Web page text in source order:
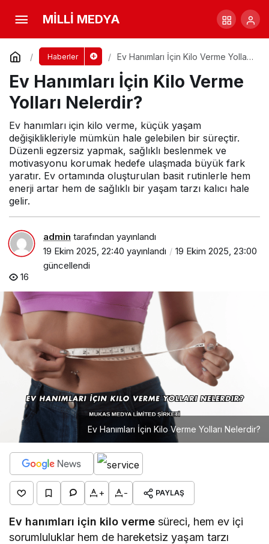
MİLLİ MEDYA
Haberler
Ev Hanımları İçin Kilo Verme Yolları
Ev Hanımları İçin Kilo Verme
Yolları Nelerdir?
Ev hanımları için kilo verme, küçük yaşam
değişiklikleriyle mümkün hale gelebilen bir süreçtir.
Düzenli egzersiz yapmak, sağlıklı beslenmek ve
motivasyonu korumak hedefe ulaşmada büyük fark
yaratır. Ev ortamında oluşturulan basit rutinlerle hem
enerji artar hem de sağlıklı bir yaşam tarzı kalıcı hale
gelir.
admin tarafından yayınlandı
19 Ekim 2025, 22:40 yayınlandı
19 Ekim 2025, 23:00
güncellendi
16
Ev Hanımları İçin Kilo Verme Yolları Nelerdir?
+ - PAYLAŞ
Ev hanımları için kilo verme süreci, hem ev içi
sorumluluklar hem de hareketsiz yaşam tarzı
Ev Hanımları İçin Kilo Verme Yolları Nelerdir?
Yorum Yap